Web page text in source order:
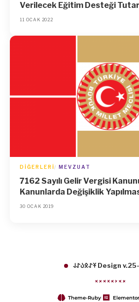
Verilecek Eğitim Desteği
Tebliğ
11 OCAK 2022
DIĞERLERI MEVZUAT
7162 Sayılı Gelir Vergisi
Kanunlarda Değişiklik
30 OCAK 2019
𐱁𐰀𐰋𐰉𐰀𐰞 Design
Theme-Ruby Elementor